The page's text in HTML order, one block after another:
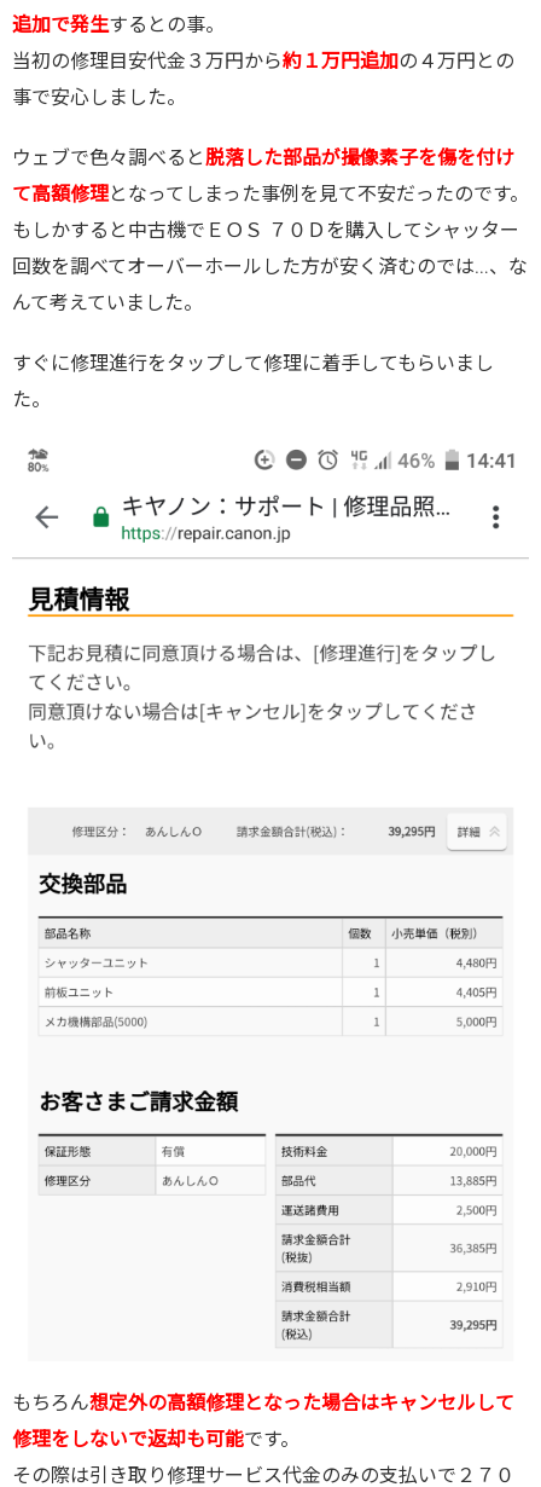
追加で発生するとの事。
当初の修理目安代金３万円から約１万円追加の４万円との
事で安心しました。
ウェブで色々調べると 脱落した部品が撮像素子を傷を付け
て高額修理となってしまった事例を見て不安だったのです。
もしかすると中古機でＥＯＳ ７０Ｄを購入してシャッター
回数を調べてオーバーホールした方が安く済むのでは…、な
んて考えていました。
すぐに修理進行をタップして修理に着手してもらいまし
た。
もちろん想定外の高額修理となった場合はキャンセルして
修理をしないで返却も可能です。
その際は引き取り修理サービス代金のみの支払いで２７０